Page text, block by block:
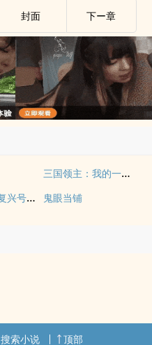
封面 下ー章
三国领主：我的一切十倍暴击！
明末：带着复兴号崛起外东北 鬼眼当铺
搜索小说 顶部